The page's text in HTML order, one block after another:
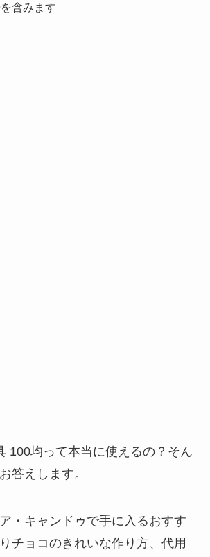
含みます
100均って本当に使えるの？そん
答えします。
・キャンドゥで手に入るおすす
チョコのきれいな作り方、代用